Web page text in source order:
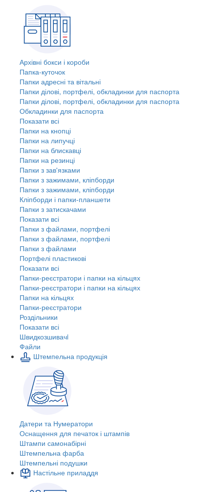
Архівні бокси і короби
Папка-куточок
Папки адресні та вітальні
Папки ділові, портфелі, обкладинки для паспорта
Папки ділові, портфелі, обкладинки для паспорта
Обкладинки для паспорта
Показати всі
Папки на кнопці
Папки на липучці
Папки на блискавці
Папки на резинці
Папки з зав'язками
Папки з зажимами, кліпборди
Папки з зажимами, кліпборди
Кліпборди і папки-планшети
Папки з затискачами
Показати всі
Папки з файлами, портфелі
Папки з файлами, портфелі
Папки з файлами
Портфелі пластикові
Показати всі
Папки-реєстратори і папки на кільцях
Папки-реєстратори і папки на кільцях
Папки на кільцях
Папки-реєстратори
Роздільники
Показати всі
Швидкозшивачi
Файли
Штемпельна продукція
Датери та Нумератори
Оснащення для печаток і штампів
Штампи самонабірні
Штемпельна фарба
Штемпельні подушки
Настільне приладдя